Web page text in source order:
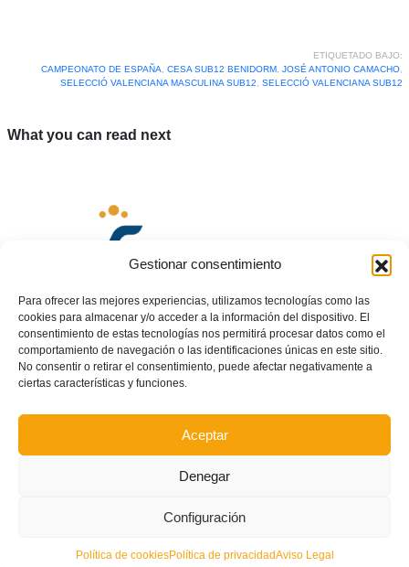
Gestionar consentimiento
Para ofrecer las mejores experiencias, utilizamos tecnologías como las
cookies para almacenar y/o acceder a la información del dispositivo. El
consentimiento de estas tecnologías nos permitirá procesar datos como el
comportamiento de navegación o las identificaciones únicas en este sitio.
No consentir o retirar el consentimiento, puede afectar negativamente a
ciertas características y funciones.
Aceptar
Denegar
Configuración
Política de cookiesPolítica de privacidadAviso Legal
ETIQUETADO BAJO:
CAMPEONATO DE ESPAÑA, CESA SUB12 BENIDORM, JOSÉ ANTONIO CAMACHO,
SELECCIÓ VALENCIANA MASCULINA SUB12, SELECCIÓ VALENCIANA SUB12
What you can read next
Acuerdos Comité de Apelación del 29 de diciembre de 2022